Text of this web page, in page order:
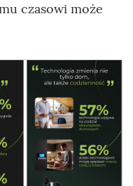
czasowi może